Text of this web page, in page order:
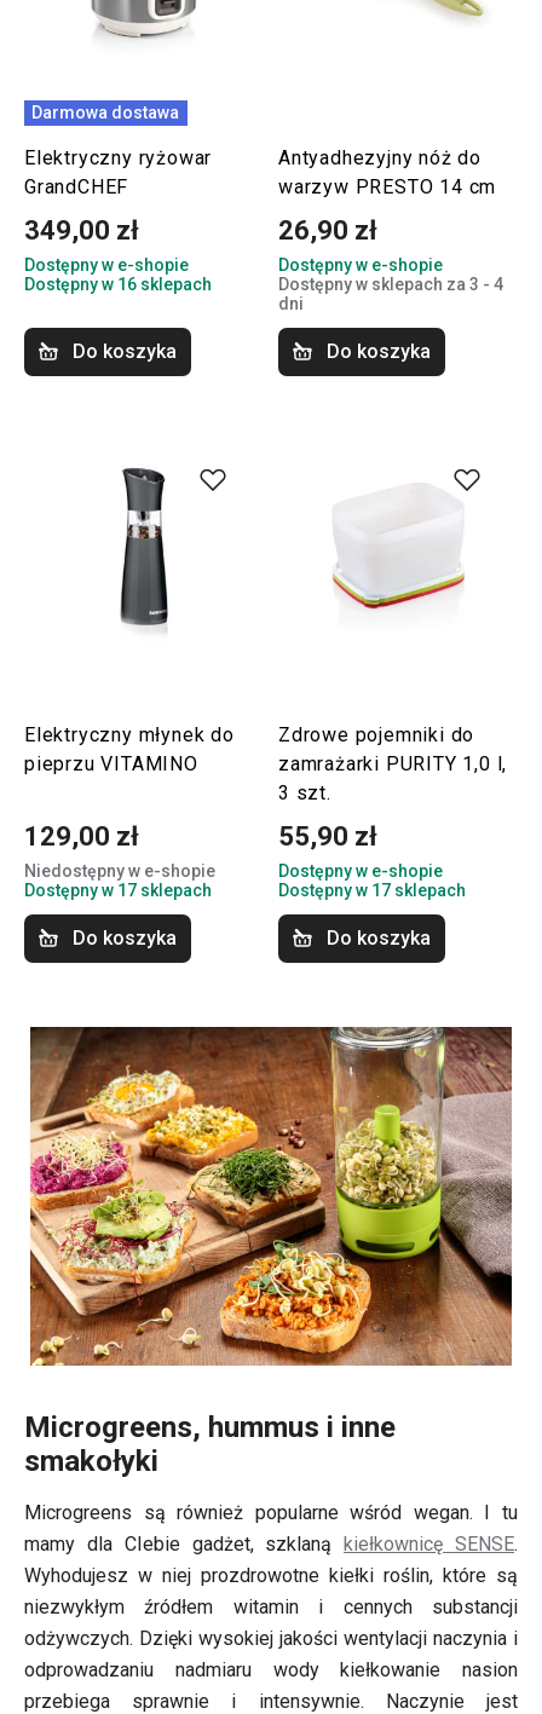
Darmowa dostawa
Elektryczny ryżowar
GrandCHEF
349,00 zł
Dostępny w e-shopie
Dostępny w 16 sklepach
Do koszyka
Antyadhezyjny nóż do
warzyw PRESTO 14 cm
26,90 zł
Dostępny w e-shopie
Dostępny w sklepach za 3 - 4
dni
Do koszyka
Elektryczny młynek do
pieprzu VITAMINO
129,00 zł
Niedostępny w e-shopie
Dostępny w 17 sklepach
Do koszyka
Zdrowe pojemniki do
zamrażarki PURITY 1,0 l,
3 szt.
55,90 zł
Dostępny w e-shopie
Dostępny w 17 sklepach
Do koszyka
Microgreens, hummus i inne
smakołyki
Microgreens są również popularne wśród wegan. I tu
mamy dla CIebie gadżet, szklanąkiełkownicę SENSE.
Wyhodujesz w niej prozdrowotne kiełki roślin, które są
niezwykłym źródłem witamin i cennych substancji
odżywczych. Dzięki wysokiej jakości wentylacji naczynia i
odprowadzaniu nadmiaru wody kiełkowanie nasion
przebiega sprawnie i intensywnie. Naczynie jest